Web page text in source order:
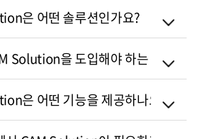
은 어떤 솔루션인가요?
Solution을 도입해야 하는 이유는 무
은 어떤 기능을 제공하나요?